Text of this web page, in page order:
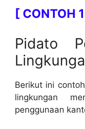
[ CONTOH
Pidato
Berikut ini
lingkungan
penggunaan